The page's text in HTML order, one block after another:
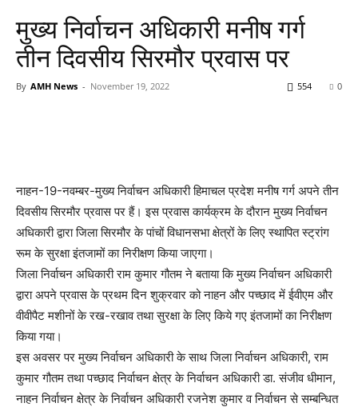
मुख्य निर्वाचन अधिकारी मनीष गर्ग
तीन दिवसीय सिरमौर प्रवास पर
By AMH News - November 19, 2022 0
554
नाहन-19-नवम्बर-मुख्य निर्वाचन अधिकारी हिमाचल प्रदेश मनीष गर्ग अपने तीन
दिवसीय सिरमौर प्रवास पर हैं। इस प्रवास कार्यक्रम के दौरान मुख्य निर्वाचन
अधिकारी द्वारा जिला सिरमौर के पांचों विधानसभा क्षेत्रों के लिए स्थापित स्ट्रांग
रूम के सुरक्षा इंतजामों का निरीक्षण किया जाएगा।
जिला निर्वाचन अधिकारी राम कुमार गौतम ने बताया कि मुख्य निर्वाचन अधिकारी
द्वारा अपने प्रवास के प्रथम दिन शुक्रवार को नाहन और पच्छाद में ईवीएम और
वीवीपैट मशीनों के रख-रखाव तथा सुरक्षा के लिए किये गए इंतजामों का निरीक्षण
किया गया।
इस अवसर पर मुख्य निर्वाचन अधिकारी के साथ जिला निर्वाचन अधिकारी, राम
कुमार गौतम तथा पच्छाद निर्वाचन क्षेत्र के निर्वाचन अधिकारी डा. संजीव धीमान,
नाहन निर्वाचन क्षेत्र के निर्वाचन अधिकारी रजनेश कुमार व निर्वाचन से सम्बन्धित